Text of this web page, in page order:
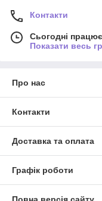
Контакти
Сьогодні
Показати весь
Про нас
Контакти
Доставка та оплата
Графік роботи